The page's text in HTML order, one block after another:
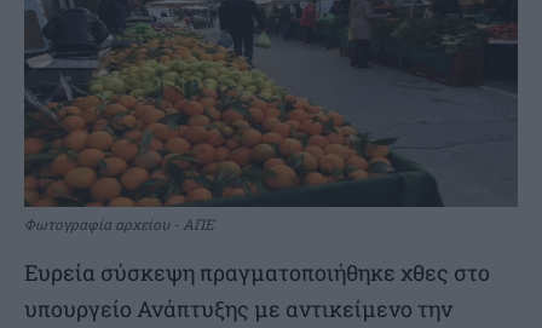
Φωτογραφία αρχείου - ΑΠΕ
Ευρεία σύσκεψη πραγματοποιήθηκε χθες στο
υπουργείο Ανάπτυξης με αντικείμενο την